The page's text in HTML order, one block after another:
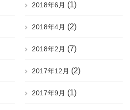
2018年6月 (1)
2018年4月 (2)
2018年2月 (7)
2017年12月 (2)
2017年9月 (1)